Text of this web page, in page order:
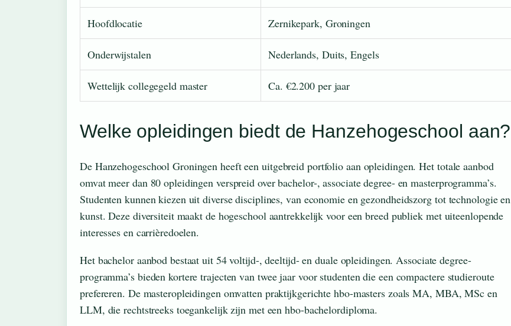
Hoofdlocatie Zernikepark, Groningen
Onderwijstalen Nederlands, Duits, Engels
Wettelijk collegegeld master Ca. €2.200 per jaar
Welke opleidingen biedt de Hanzehogeschool aan?
De Hanzehogeschool Groningen heeft een uitgebreid portfolio aan opleidingen. Het totale aanbod
omvat meer dan 80 opleidingen verspreid over bachelor-, associate degree- en masterprogramma’s.
Studenten kunnen kiezen uit diverse disciplines, van economie en gezondheidszorg tot technologie en
kunst. Deze diversiteit maakt de hogeschool aantrekkelijk voor een breed publiek met uiteenlopende
interesses en carrièredoelen.
Het bachelor aanbod bestaat uit 54 voltijd-, deeltijd- en duale opleidingen. Associate degree-
programma’s bieden kortere trajecten van twee jaar voor studenten die een compactere studieroute
prefereren. De masteropleidingen omvatten praktijkgerichte hbo-masters zoals MA, MBA, MSc en
LLM, die rechtstreeks toegankelijk zijn met een hbo-bachelordiploma.